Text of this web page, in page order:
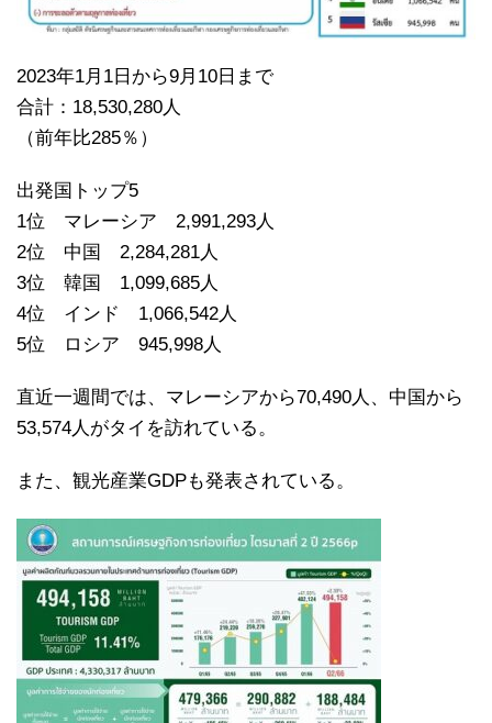
2023年1月1日から9月10日まで
合計：18,530,280人
（前年比285％）
出発国トップ5
1位 マレーシア 2,991,293人
2位 中国 2,284,281人
3位 韓国 1,099,685人
4位 インド 1,066,542人
5位 ロシア 945,998人
直近一週間では、マレーシアから70,490人、中国から
53,574人がタイを訪れている。
また、観光産業GDPも発表されている。